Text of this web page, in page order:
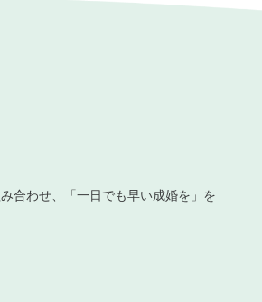
合わせ、「一日でも早い成婚を」を